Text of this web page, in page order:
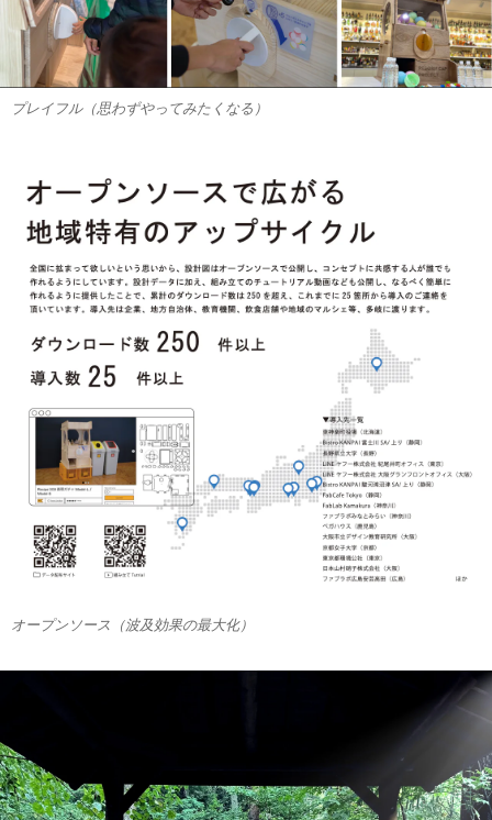
プレイフル（思わずやってみたくなる）
オープンソース（波及効果の最大化）